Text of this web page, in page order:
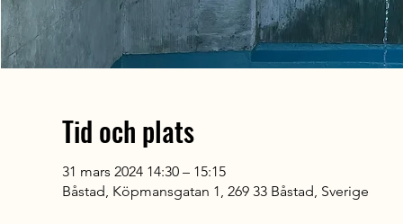
Tid och plats
31 mars 2024 14:30 – 15:15
Båstad, Köpmansgatan 1, 269 33 Båstad, Sverige